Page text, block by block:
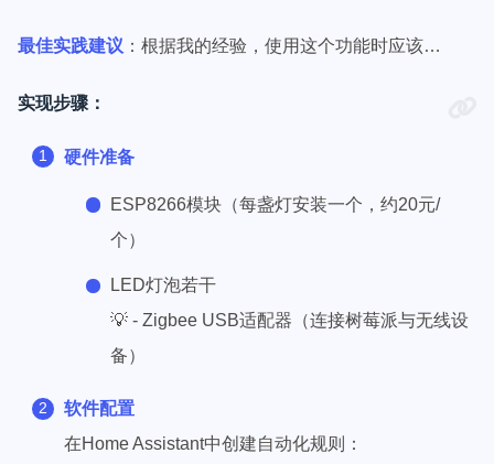
最佳实践建议 ：根据我的经验，使用这个功能时应该…
实现步骤：
硬件准备
ESP8266模块（每盏灯安装一个，约20元/
个）
LED灯泡若干
💡 - Zigbee USB适配器（连接树莓派与无线设
备）
软件配置
在Home Assistant中创建自动化规则：